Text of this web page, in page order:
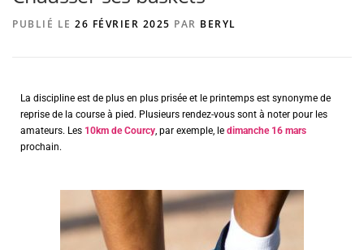
PUBLIÉ LE 26 FÉVRIER 2025 PAR BERYL
La discipline est de plus en plus prisée et le printemps est synonyme de
reprise de la course à pied. Plusieurs rendez-vous sont à noter pour les
amateurs. Les 10km de Courcy, par exemple, le dimanche 16 mars
prochain.